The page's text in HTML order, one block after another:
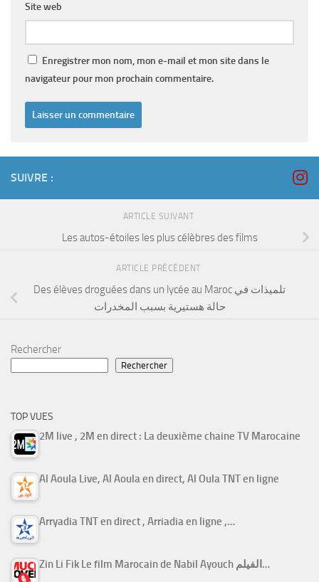
Site web
Enregistrer mon nom, mon e-mail et mon site dans le
navigateur pour mon prochain commentaire.
SUIVRE :
ARTICLE SUIVANT
Les autos-étoiles les plus célèbres des films
ARTICLE PRÉCÉDENT
Des élèves droguées dans un lycée au Maroc تلميذات في
حالة هستيرية بسبب المخدرات
Rechercher
Rechercher
TOP VUES
2M live , 2M en direct : La deuxième chaine TV Marocaine
Al Aoula Live, Al Aoula en direct, Al Oula TNT en ligne
Arryadia TNT en direct , Arriadia en ligne ,…
Zin Li Fik Le film Marocain de Nabil Ayouch الفيلم…